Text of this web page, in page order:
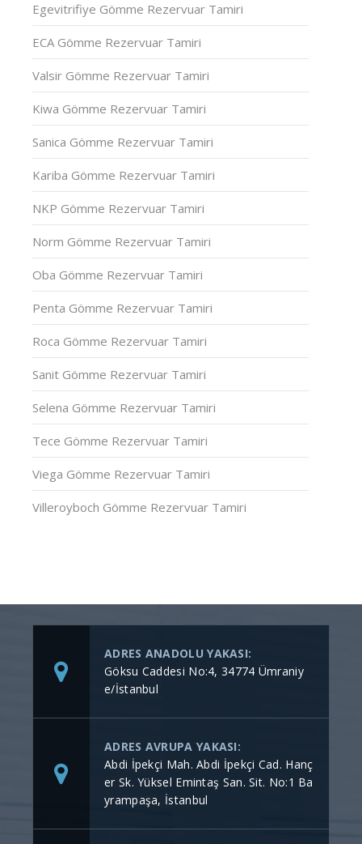
Egevitrifiye Gömme Rezervuar Tamiri
ECA Gömme Rezervuar Tamiri
Valsir Gömme Rezervuar Tamiri
Kiwa Gömme Rezervuar Tamiri
Sanica Gömme Rezervuar Tamiri
Kariba Gömme Rezervuar Tamiri
NKP Gömme Rezervuar Tamiri
Norm Gömme Rezervuar Tamiri
Oba Gömme Rezervuar Tamiri
Penta Gömme Rezervuar Tamiri
Roca Gömme Rezervuar Tamiri
Sanit Gömme Rezervuar Tamiri
Selena Gömme Rezervuar Tamiri
Tece Gömme Rezervuar Tamiri
Viega Gömme Rezervuar Tamiri
Villeroyboch Gömme Rezervuar Tamiri
ADRES ANADOLU YAKASI:
Göksu Caddesi No:4, 34774 Ümraniy
e/İstanbul
ADRES AVRUPA YAKASI:
Abdi İpekçi Mah. Abdi İpekçi Cad. Hanç
er Sk. Yüksel Emintaş San. Sit. No:1 Ba
yrampaşa, İstanbul